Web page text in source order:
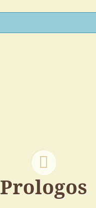
Prologos